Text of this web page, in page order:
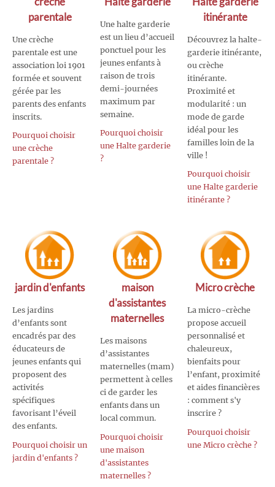
parentale
Une crèche
parentale est une
association loi 1901
formée et souvent
gérée par les
parents des enfants
inscrits.
Pourquoi choisir
une crèche
parentale ?
Une halte garderie
est un lieu d’accueil
ponctuel pour les
jeunes enfants à
raison de trois
demi-journées
maximum par
semaine.
Pourquoi choisir
une Halte garderie
?
itinérante
Découvrez la halte-
garderie itinérante,
ou crèche
itinérante.
Proximité et
modularité : un
mode de garde
idéal pour les
familles loin de la
ville !
Pourquoi choisir
une Halte garderie
itinérante ?
jardin d'enfants
Les jardins
d’enfants sont
encadrés par des
éducateurs de
jeunes enfants qui
proposent des
activités
spécifiques
favorisant l’éveil
des enfants.
Pourquoi choisir un
jardin d'enfants ?
maison
d'assistantes
maternelles
Les maisons
d’assistantes
maternelles (mam)
permettent à celles
ci de garder les
enfants dans un
local commun.
Pourquoi choisir
une maison
d'assistantes
maternelles ?
Micro crèche
La micro-crèche
propose accueil
personnalisé et
chaleureux,
bienfaits pour
l’enfant, proximité
et aides financières
: comment s'y
inscrire ?
Pourquoi choisir
une Micro crèche ?